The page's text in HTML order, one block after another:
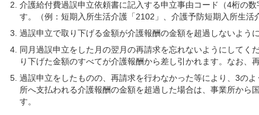
介護給付費過誤申立依頼書に記入する申立事由コード（4桁の
す。（例：短期入所生活介護「2102」、介護予防短期入所生活
過誤申立で取り下げる金額が介護報酬の金額を超過しないよう
同月過誤申立をした月の翌月の再請求を忘れないようにしてく
り下げた金額のすべてが介護報酬から差し引かれます。なお、
過誤申立をしたものの、再請求を行わなかった等により、3の
所へ支払われる介護報酬の金額を超過した場合は、事業所から
す。